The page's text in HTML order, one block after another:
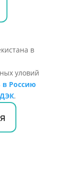
уловий
в Россию
.